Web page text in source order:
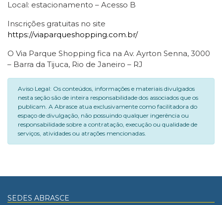
Local: estacionamento – Acesso B
Inscrições gratuitas no site
https://viaparqueshopping.com.br/
O Via Parque Shopping fica na Av. Ayrton Senna, 3000
– Barra da Tijuca, Rio de Janeiro – RJ
Aviso Legal: Os conteúdos, informações e materiais divulgados
nesta seção são de inteira responsabilidade dos associados que os
publicam. A Abrasce atua exclusivamente como facilitadora do
espaço de divulgação, não possuindo qualquer ingerência ou
responsabilidade sobre a contratação, execução ou qualidade de
serviços, atividades ou atrações mencionadas.
SEDES ABRASCE